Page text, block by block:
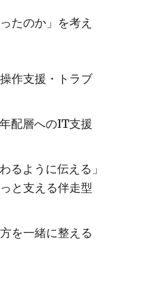
たのか」を考え
作支援・トラブ
配層へのIT支援
わるように伝える」
と支える伴走型
を一緒に整える